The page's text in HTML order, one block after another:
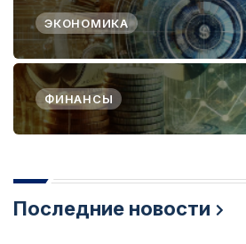
ЭКОНОМИКА
ФИНАНСЫ
Последние новости